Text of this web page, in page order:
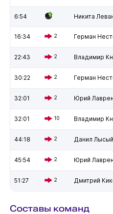
6:54 Никита
16:34 2 Герман
22:43 2 Владимир
30:22 2 Герман
32:01 2 Юрий
32:01 10 Владимир
44:18 2 Данил Лысый
45:54 2 Юрий
51:27 2 Дмитрий
Составы команд